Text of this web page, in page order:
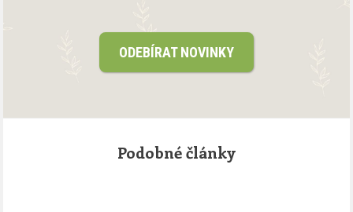
ODEBÍRAT NOVINKY
Podobné články